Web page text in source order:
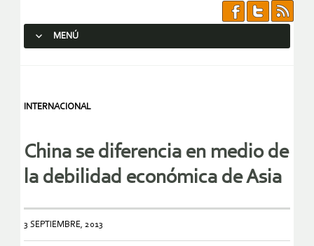
MENÚ
INTERNACIONAL
China se diferencia en medio de
la debilidad económica de Asia
3 SEPTIEMBRE, 2013